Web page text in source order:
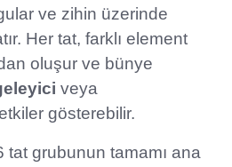
ve zihin üzerinde
Her tat, farklı element
oluşur ve bünye
veya
gösterebilir.
tat grubunun tamamı ana